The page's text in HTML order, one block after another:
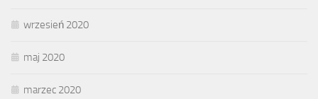
wrzesień 2020
maj 2020
marzec 2020